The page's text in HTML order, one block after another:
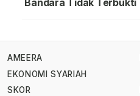
Bandara Tidak Terbukti
AMEERA
EKONOMI SYARIAH
SKOR